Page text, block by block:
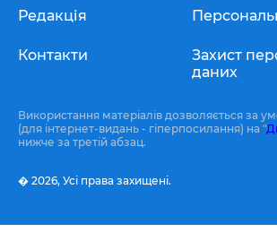
Редакція
Контакти
Захист
даних
Використання матеріалів дозволяється за
(для інтернет-видань - гіперпосилання) на "
нижче за третій абзац.
� 2026, Усі права захищені.